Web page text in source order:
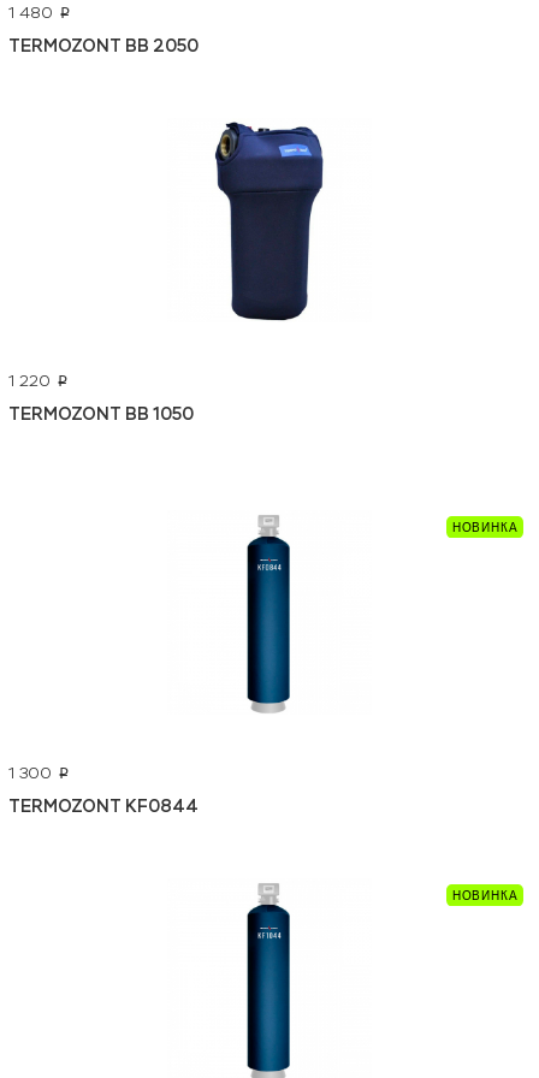
1 480 p
TERMOZONT BB 2050
1 220 p
TERMOZONT BB 1050
1 300 p
TERMOZONT KF0844